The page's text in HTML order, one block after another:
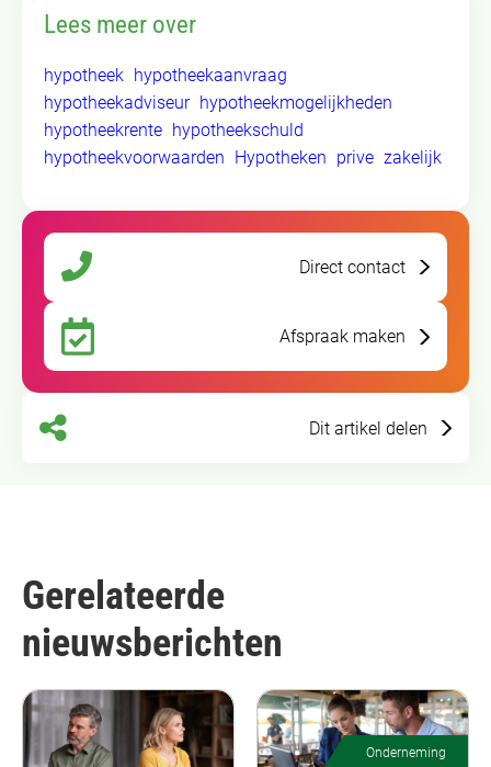
Lees meer over
hypotheek hypotheekaanvraag
hypotheekadviseur hypotheekmogelijkheden
hypotheekrente hypotheekschuld
hypotheekvoorwaarden Hypotheken prive zakelijk
Direct contact
Afspraak maken
Dit artikel delen
Gerelateerde
nieuwsberichten
Onderneming